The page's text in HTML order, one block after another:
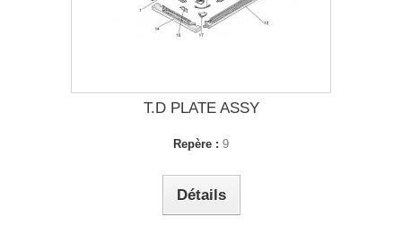
T.D PLATE ASSY
Repère : 9
Détails